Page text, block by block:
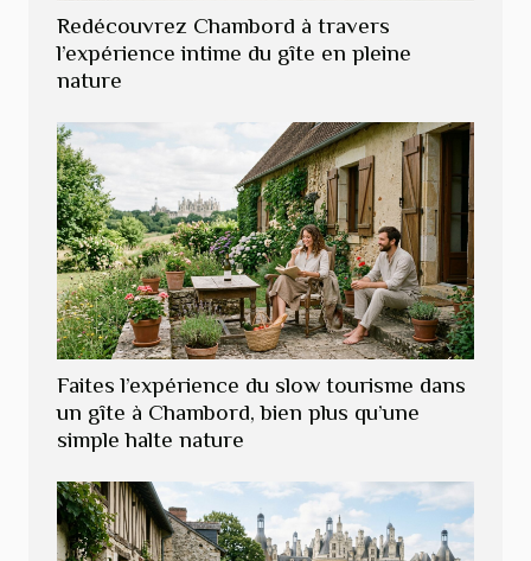
Redécouvrez Chambord à travers
l’expérience intime du gîte en pleine
nature
Faites l’expérience du slow tourisme dans
un gîte à Chambord, bien plus qu’une
simple halte nature